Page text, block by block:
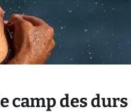
camp des